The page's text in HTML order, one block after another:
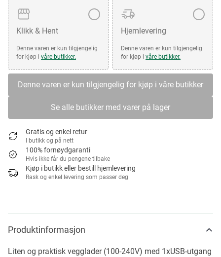
Klikk & Hent
Denne varen er kun tilgjengelig
for kjøp i våre butikker.
Hjemlevering
Denne varen er kun tilgjengelig
for kjøp i våre butikker.
Denne varen er kun tilgjengelig for kjøp i våre butikker
Se alle butikker med varer på lager
Gratis og enkel retur
I butikk og på nett
100% fornøydgaranti
Hvis ikke får du pengene tilbake
Kjøp i butikk eller bestill hjemlevering
Rask og enkel levering som passer deg
Produktinformasjon
Liten og praktisk vegglader (100-240V) med 1xUSB-utgang